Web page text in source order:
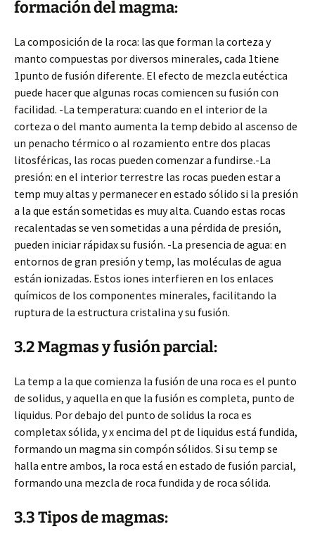
formación del magma:
La composición de la roca: las que forman la corteza y
manto compuestas por diversos minerales, cada 1tiene
1punto de fusión diferente. El efecto de mezcla eutéctica
puede hacer que algunas rocas comiencen su fusión con
facilidad. -La temperatura: cuando en el interior de la
corteza o del manto aumenta la temp debido al ascenso de
un penacho térmico o al rozamiento entre dos placas
litosféricas, las rocas pueden comenzar a fundirse.-La
presión: en el interior terrestre las rocas pueden estar a
temp muy altas y permanecer en estado sólido si la presión
a la que están sometidas es muy alta. Cuando estas rocas
recalentadas se ven sometidas a una pérdida de presión,
pueden iniciar rápidax su fusión. -La presencia de agua: en
entornos de gran presión y temp, las moléculas de agua
están ionizadas. Estos iones interfieren en los enlaces
químicos de los componentes minerales, facilitando la
ruptura de la estructura cristalina y su fusión.
3.2 Magmas y fusión parcial:
La temp a la que comienza la fusión de una roca es el punto
de solidus, y aquella en que la fusión es completa, punto de
liquidus. Por debajo del punto de solidus la roca es
completax sólida, y x encima del pt de liquidus está fundida,
formando un magma sin compón sólidos. Si su temp se
halla entre ambos, la roca está en estado de fusión parcial,
formando una mezcla de roca fundida y de roca sólida.
3.3 Tipos de magmas: